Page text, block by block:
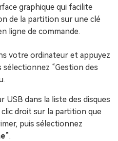
graphique qui facilite
de la partition sur une clé
ligne de commande.
votre ordinateur et appuyez
sélectionnez “Gestion des
USB dans la liste des disques
droit sur la partition que
puis sélectionnez
”.